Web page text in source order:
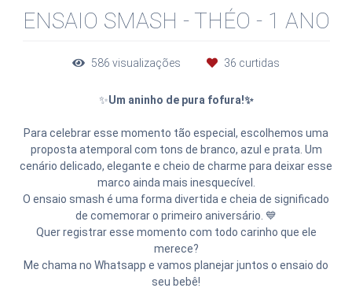
ENSAIO SMASH - THÉO - 1 ANO
586 visualizações 36 curtidas
✨Um aninho de pura fofura!✨
Para celebrar esse momento tão especial, escolhemos uma
proposta atemporal com tons de branco, azul e prata. Um
cenário delicado, elegante e cheio de charme para deixar esse
marco ainda mais inesquecível.
O ensaio smash é uma forma divertida e cheia de significado
de comemorar o primeiro aniversário. 💙
Quer registrar esse momento com todo carinho que ele
merece?
Me chama no Whatsapp e vamos planejar juntos o ensaio do
seu bebê!